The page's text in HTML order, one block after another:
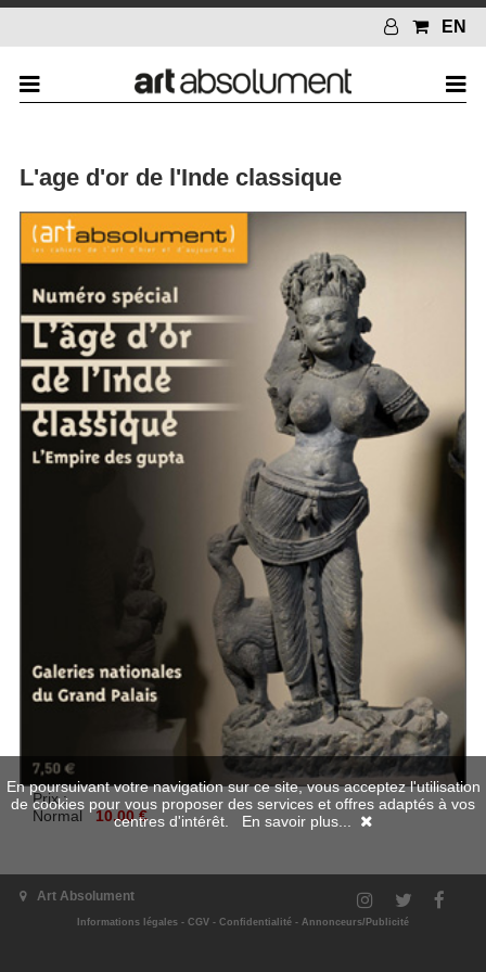
EN
L'age d'or de l'Inde classique
Prix :
Normal
10.00 €
Art Absolument
Informations légales - CGV - Confidentialité - Annonceurs/Publicité
En poursuivant votre navigation sur ce site, vous acceptez l'utilisation
de cookies pour vous proposer des services et offres adaptés à vos
centres d'intérêt. En savoir plus...